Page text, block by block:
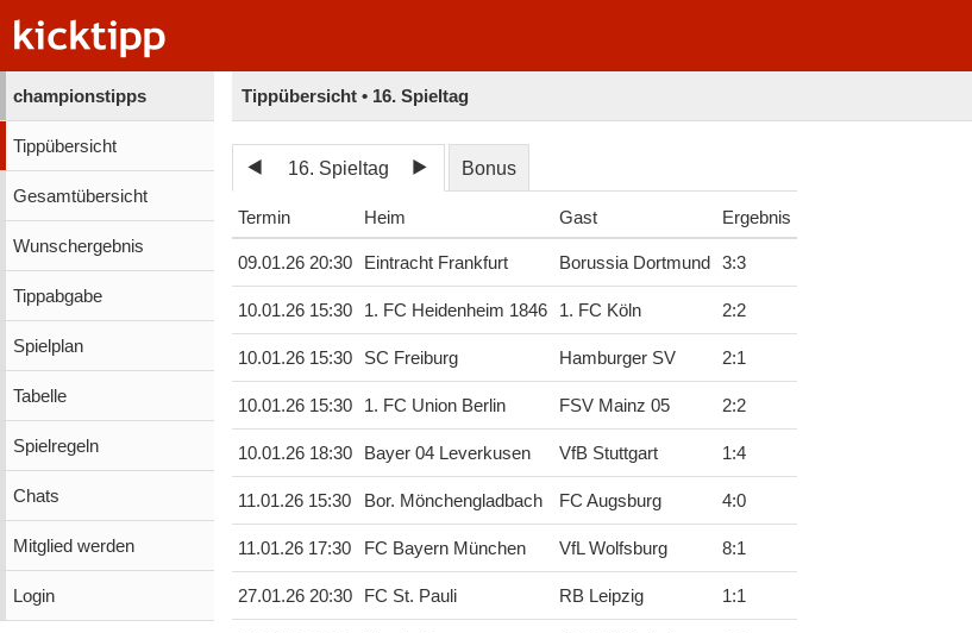
championstipps
Tippübersicht
Gesamtübersicht
Wunschergebnis
Tippabgabe
Spielplan
Tabelle
Spielregeln
Chats
Mitglied werden
Login
Tippübersicht • 16. Spieltag
16. Spieltag Bonus
Termin Heim Gast Ergebnis
09.01.26 20:30 Eintracht Frankfurt Borussia Dortmund 3:3
10.01.26 15:30 1. FC Heidenheim 1846 1. FC Köln 2:2
10.01.26 15:30 SC Freiburg Hamburger SV 2:1
10.01.26 15:30 1. FC Union Berlin FSV Mainz 05 2:2
10.01.26 18:30 Bayer 04 Leverkusen VfB Stuttgart 1:4
11.01.26 15:30 Bor. Mönchengladbach FC Augsburg 4:0
11.01.26 17:30 FC Bayern München VfL Wolfsburg 8:1
27.01.26 20:30 FC St. Pauli RB Leipzig 1:1